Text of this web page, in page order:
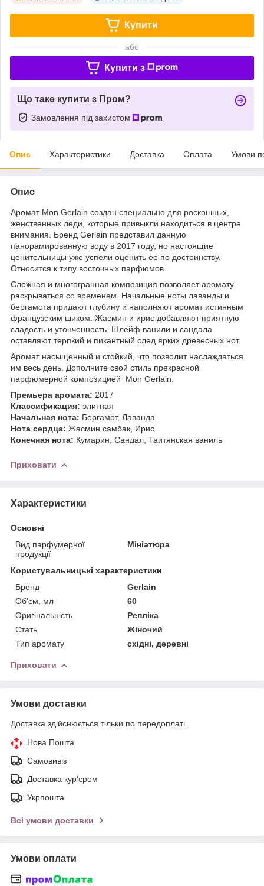
Купити
або
Купити з
Що таке купити з Пром?
Замовлення під захистом
Опис Характеристики Доставка Оплата Умови
Опис
Аромат Mon Gerlain создан специально для роскошных,
женственных леди, которые привыкли находиться в центре
внимания. Бренд Gerlain представил данную
панорамированную воду в 2017 году, но настоящие
ценительницы уже успели оценить ее по достоинству.
Относится к типу восточных парфюмов.
Сложная и многогранная композиция позволяет аромату
раскрываться со временем. Начальные ноты лаванды и
бергамота придают глубину и наполняют аромат истинным
французским шиком. Жасмин и ирис добавляют приятную
сладость и утонченность. Шлейф ванили и сандала
оставляют терпкий и пикантный след ярких древесных нот.
Аромат насыщенный и стойкий, что позволит наслаждаться
им весь день. Дополните свой стиль прекрасной
парфюмерной композицией Mon Gerlain.
Премьера аромата: 2017
Классификация: элитная
Начальная нота: Бергамот, Лаванда
Нота сердца: Жасмин самбак, Ирис
Конечная нота: Кумарин, Сандал, Таитянская ваниль
Приховати
Характеристики
Основні
Вид парфумерної
продукції
Мініатюра
Користувальницькі характеристики
Бренд
Gerlain
Об'єм, мл
60
Оригінальність
Репліка
Стать
Жіночий
Тип аромату
східні, деревні
Приховати
Умови доставки
Доставка здійснюється тільки по передоплаті.
Нова Пошта
Самовивіз
Доставка кур'єром
Укрпошта
Всі умови доставки
Умови оплати